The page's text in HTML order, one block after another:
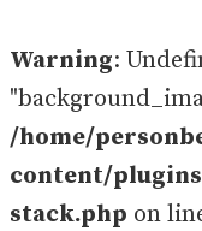
Warning:
/home/
content/
stack.php on